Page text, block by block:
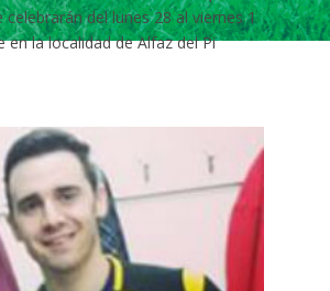
celebrarán del lunes 28 al viernes 1
en la localidad de Alfaz del Pi